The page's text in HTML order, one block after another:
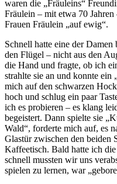
waren die
Fräuleins
Fräulein – mit etwa 70
Frauen Fräulein
auf ewig .
Schnell hatte eine der
den Flügel – nicht aus den
die Hand und fragte, ob ich
strahlte sie an und konnte ein
mich auf den schwarzen
hoch und schlug ein paar
ich es probieren – es klang
begeistert. Dann spielte sie
Wald , forderte mich auf, es
Glastür zwischen den beiden
Kaffeetisch. Bald hatte ich
schnell mussten wir uns
spielen zu lernen, war